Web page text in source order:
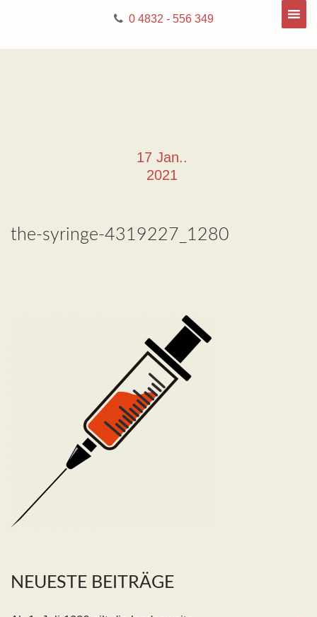
0 4832 - 556 349
17 Jan..
2021
the-syringe-4319227_1280
NEUESTE BEITRÄGE